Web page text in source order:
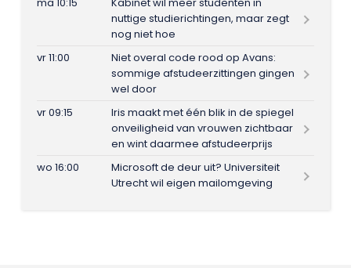
nuttige studierichtingen, maar zegt
nog niet hoe
vr 11:00
Niet overal code rood op Avans:
sommige afstudeerzittingen gingen
wel door
vr 09:15
Iris maakt met één blik in de spiegel
onveiligheid van vrouwen zichtbaar
en wint daarmee afstudeerprijs
wo 16:00
Microsoft de deur uit? Universiteit
Utrecht wil eigen mailomgeving